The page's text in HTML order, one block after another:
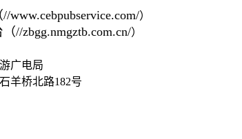
）
//zbgg.nmgztb.com.cn/）
广电局
羊桥北路182号